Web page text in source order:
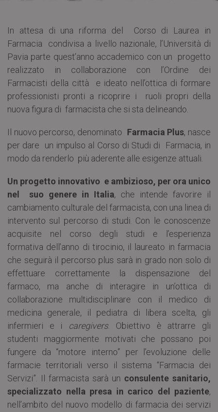
In attesa di una riforma del Corso di Laurea in
Farmacia condivisa a livello nazionale, l’Università di
Pavia parte quest’anno accademico con un progetto
realizzato in collaborazione con l’Ordine dei
Farmacisti della città e ideato nell’ottica di formare
professionisti pronti a ricoprire i ruoli propri della
nuova figura di farmacista che si sta delineando.
Il nuovo percorso, denominato Farmacia Plus, nasce
per dare un impulso al Corso di Studi di Farmacia, in
modo da renderlo più aderente alle esigenze attuali.
Un progetto innovativo e ambizioso, per ora unico
nel suo genere in Italia, che intende favorire il
cambiamento culturale del farmacista, con una linea di
intervento sul percorso di studi. Con le conoscenze
acquisite nel corso degli studi e l’esperienza
formativa dell’anno di tirocinio, il laureato in farmacia
che seguirà il percorso plus sarà in grado non solo di
effettuare correttamente la dispensazione del
farmaco, ma anche di interagire in un’ottica di
collaborazione multidisciplinare con il medico di
medicina generale, il pediatra di libera scelta, gli
infermieri e i caregivers. Obiettivo è attrarre gli
studenti maggiormente motivati che possano poi
fungere da “motore interno” per l’evoluzione delle
farmacie territoriali verso il sistema “Farmacia dei
Servizi”. Il farmacista sarà un consulente sanitario,
specializzato nella presa in carico del paziente,
nell’ambito del nuovo modello di farmacia dei servizi